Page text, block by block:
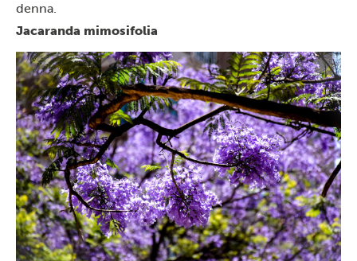
denna.
Jacaranda mimosifolia